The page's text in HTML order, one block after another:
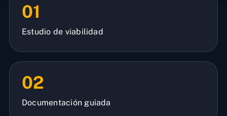
01
Estudio de viabilidad
02
Documentación guiada